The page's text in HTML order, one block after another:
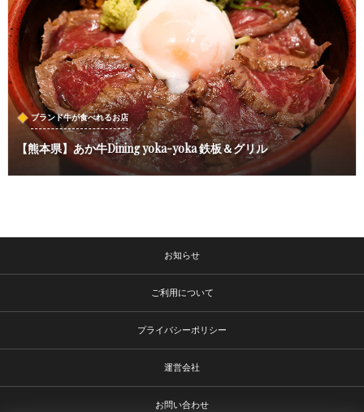
ブランド牛が食べれるお店
【熊本県】あか牛Dining yoka-yoka 鉄板＆グリル
お知らせ
ご利用について
プライバシーポリシー
運営会社
お問い合わせ